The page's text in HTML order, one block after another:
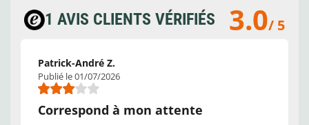
1 AVIS CLIENTS VÉRIFIÉS 3.0/ 5
Patrick-André Z.
Publié le 01/07/2026
Correspond à mon attente